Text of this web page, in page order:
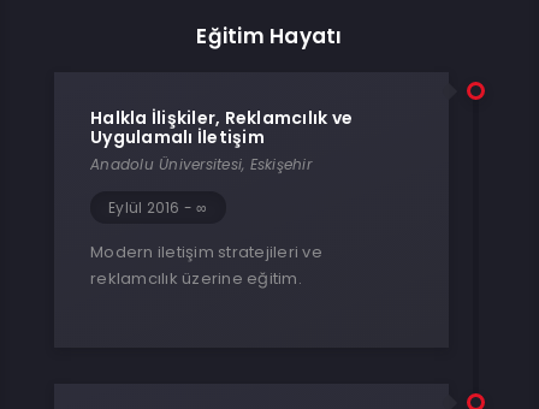
Eğitim Hayatı
Halkla İlişkiler, Reklamcılık ve
Uygulamalı İletişim
Anadolu Üniversitesi, Eskişehir
Eylül 2016 - ∞
Modern iletişim stratejileri ve
reklamcılık üzerine eğitim.